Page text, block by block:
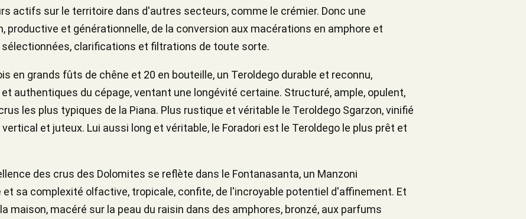
actifs sur le territoire dans d'autres secteurs, comme le crémier. Donc une
productive et générationnelle, de la conversion aux macérations en amphore et
clarifications et filtrations de toute sorte.
en grands fûts de chêne et 20 en bouteille, un Teroldego durable et reconnu,
authentiques du cépage, ventant une longévité certaine. Structuré, ample, opulent,
les plus typiques de la Piana. Plus rustique et véritable le Teroldego Sgarzon, vinifié
et juteux. Lui aussi long et véritable, le Foradori est le Teroldego le plus prêt et
des crus des Dolomites se reflète dans le Fontanasanta, un Manzoni
sa complexité olfactive, tropicale, confite, de l'incroyable potentiel d'affinement. Et
maison, macéré sur la peau du raisin dans des amphores, bronzé, aux parfums